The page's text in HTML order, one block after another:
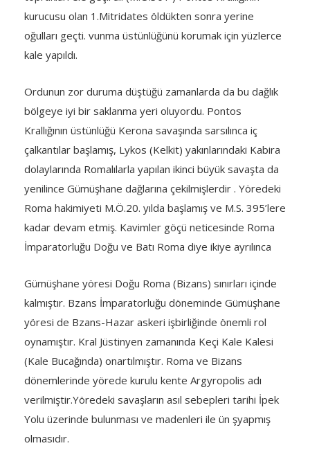
kurucusu olan 1.Mitridates öldükten sonra yerine
oğulları geçti. vunma üstünlüğünü korumak için yüzlerce
kale yapıldı.
Ordunun zor duruma düştüğü zamanlarda da bu dağlık
bölgeye iyi bir saklanma yeri oluyordu. Pontos
Krallığının üstünlüğü Kerona savaşında sarsılınca iç
çalkantılar başlamış, Lykos (Kelkit) yakınlarındaki Kabira
dolaylarında Romalılarla yapılan ikinci büyük savaşta da
yenilince Gümüşhane dağlarına çekilmişlerdir . Yöredeki
Roma hakimiyeti M.Ö.20. yılda başlamış ve M.S. 395’lere
kadar devam etmiş. Kavimler göçü neticesinde Roma
İmparatorluğu Doğu ve Batı Roma diye ikiye ayrılınca
Gümüşhane yöresi Doğu Roma (Bizans) sınırları içinde
kalmıştır. Bzans İmparatorluğu döneminde Gümüşhane
yöresi de Bzans-Hazar askeri işbirliğinde önemli rol
oynamıştır. Kral Jüstinyen zamanında Keçi Kale Kalesi
(Kale Bucağında) onartılmıştır. Roma ve Bizans
dönemlerinde yörede kurulu kente Argyropolis adı
verilmiştir.Yöredeki savaşların asıl sebepleri tarihi İpek
Yolu üzerinde bulunması ve madenleri ile ün şyapmış
olmasıdır.